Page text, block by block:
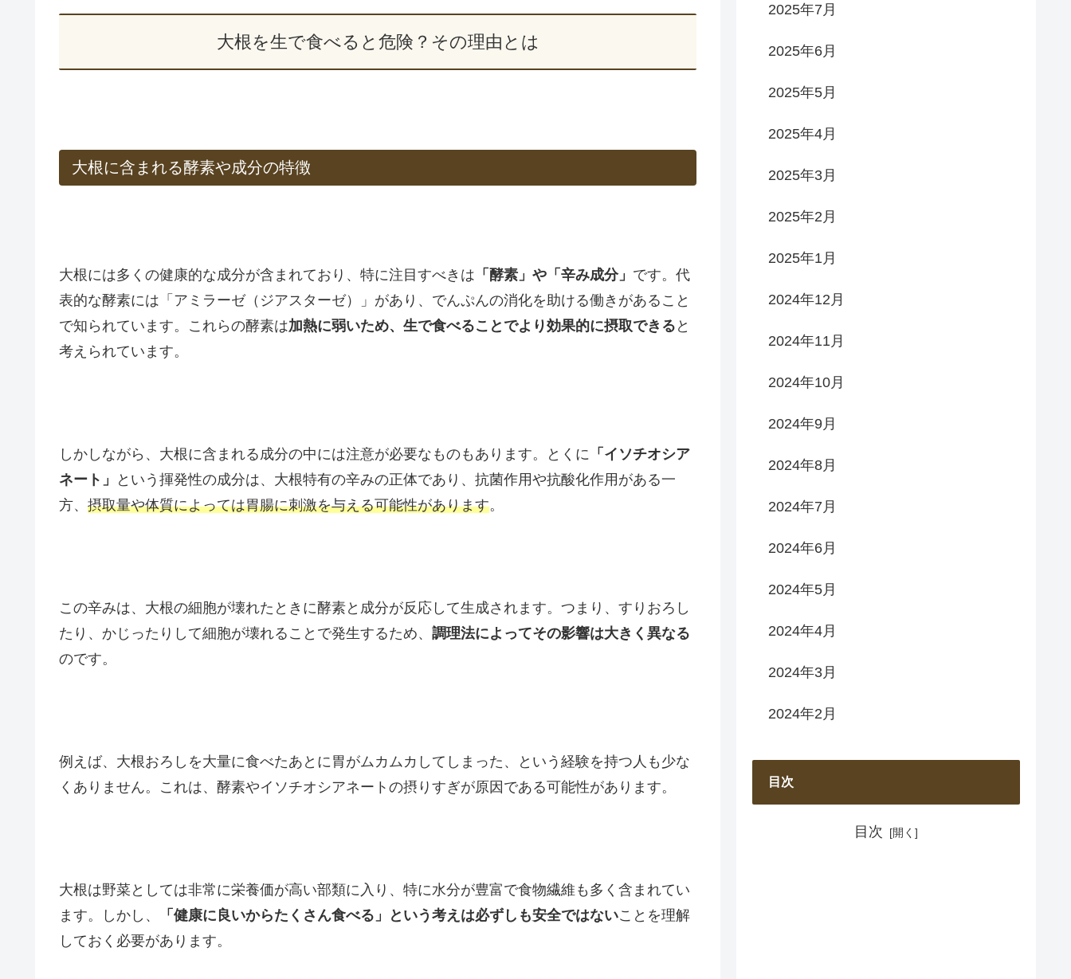
大根を生で食べると危険？その理由とは
大根に含まれる酵素や成分の特徴
大根には多くの健康的な成分が含まれており、特に注目すべきは 「酵素」や「辛み成分」 です。代
表的な酵素には「アミラーゼ（ジアスターゼ）」があり、でんぷんの消化を助ける働きがあること
で知られています。これらの酵素は加熱に弱いため、生で食べることでより効果的に摂取できる と
考えられています。
しかしながら、大根に含まれる成分の中には注意が必要なものもあります。とくに 「イソチオシア
ネート」
という揮発性の成分は、大根特有の辛みの正体であり、抗菌作用や抗酸化作用がある一
方、 摂取量や体質によっては胃腸に刺激を与える可能性があります。
この辛みは、大根の細胞が壊れたときに酵素と成分が反応して生成されます。つまり、すりおろし
たり、かじったりして細胞が壊れることで発生するため、 調理法によってその影響は大きく異なる
のです。
例えば、大根おろしを大量に食べたあとに胃がムカムカしてしまった、という経験を持つ人も少な
くありません。これは、酵素やイソチオシアネートの摂りすぎが原因である可能性があります。
大根は野菜としては非常に栄養価が高い部類に入り、特に水分が豊富で食物繊維も多く含まれてい
ます。しかし、
「健康に良いからたくさん食べる」という考えは必ずしも安全ではないことを理解
しておく必要があります。
2025年7月
2025年6月
2025年5月
2025年4月
2025年3月
2025年2月
2025年1月
2024年12月
2024年11月
2024年10月
2024年9月
2024年8月
2024年7月
2024年6月
2024年5月
2024年4月
2024年3月
2024年2月
目次
目次